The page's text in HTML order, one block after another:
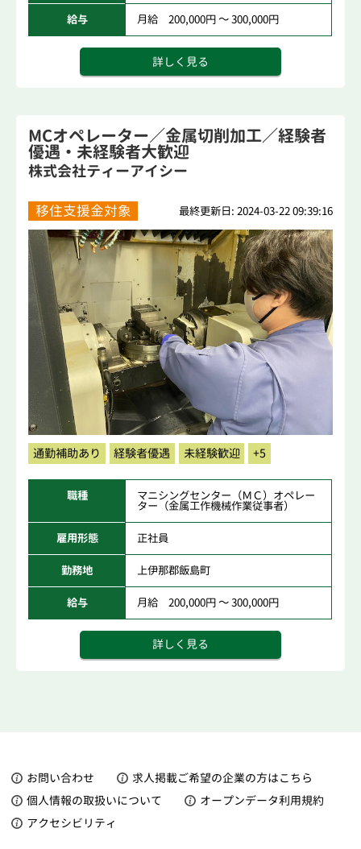
給与 月給 200,000円 ～ 300,000円
詳しく見る
MCオペレーター／金属切削加工／経験者
優遇・未経験者大歓迎
株式会社ティーアイシー
移住支援金対象 最終更新日: 2024-03-22 09:39:16
通勤補助あり 経験者優遇 未経験歓迎 +5
職種 マニシングセンター（ＭＣ）オペレー
ター（金属工作機械作業従事者）
雇用形態 正社員
勤務地 上伊那郡飯島町
給与 月給 200,000円 ～ 300,000円
詳しく見る
お問い合わせ
求人掲載ご希望の企業の方はこちら
個人情報の取扱いについて
オープンデータ利用規約
アクセシビリティ